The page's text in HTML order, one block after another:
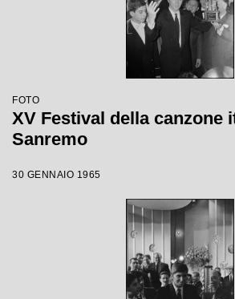
FOTO
XV Festival della canzone
Sanremo
30 GENNAIO 1965